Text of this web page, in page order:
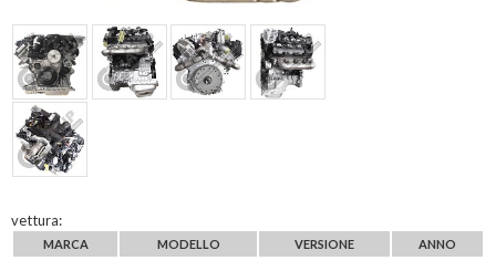
vettura:
MARCA MODELLO VERSIONE ANNO